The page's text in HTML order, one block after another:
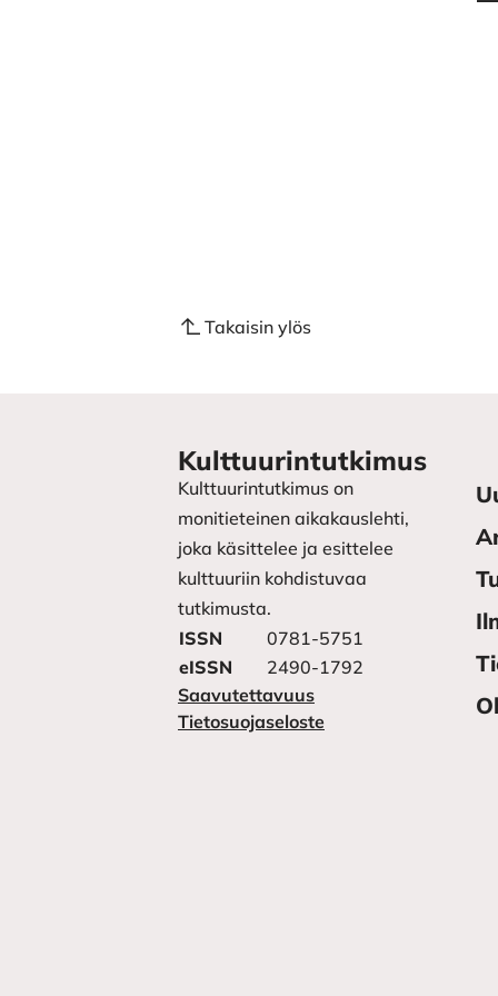
Takaisin ylös
Kulttuurintutkimus
Kulttuurintutkimus on
monitieteinen aikakauslehti,
joka käsittelee ja esittelee
kulttuuriin kohdistuvaa
tutkimusta.
ISSN
0781-5751
eISSN
2490-1792
Saavutettavuus
Tietosuojaseloste